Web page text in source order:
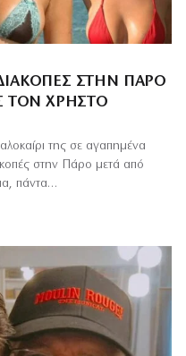
ΣΤΗΝ ΠΆΡΟ
ΤΟΝ ΧΡΉΣΤΟ
της σε αγαπημένα
στην Πάρο μετά από
πάντα…